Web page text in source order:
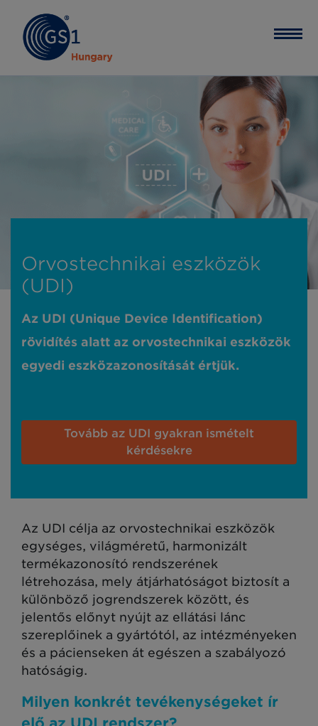
Orvostechnikai eszközök
(UDI)
Az UDI (Unique Device Identification)
rövidítés alatt az orvostechnikai eszközök
egyedi eszközazonosítását értjük.
Tovább az UDI gyakran ismételt
kérdésekre
Az UDI célja az orvostechnikai eszközök
egységes, világméretű, harmonizált
termékazonosító rendszerének
létrehozása, mely átjárhatóságot biztosít a
különböző jogrendszerek között, és
jelentős előnyt nyújt az ellátási lánc
szereplőinek a gyártótól, az intézményeken
és a pácienseken át egészen a szabályozó
hatóságig.
Milyen konkrét tevékenységeket ír